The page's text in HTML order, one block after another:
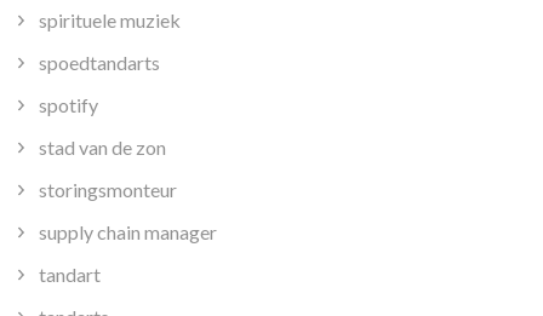
spirituele muziek
spoedtandarts
spotify
stad van de zon
storingsmonteur
supply chain manager
tandart